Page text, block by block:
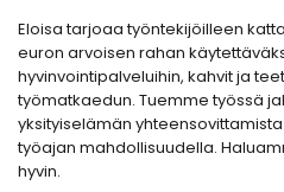
Eloisa tarjoaa työntekijöilleen
euron arvoisen rahan
hyvinvointipalveluihin, kahvit ja
työmatkaedun. Tuemme työssä
yksityiselämän
työajan mahdollisuudella.
hyvin.